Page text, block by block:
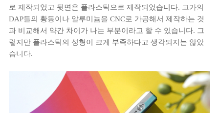
로 제작되었고 뒷면은 플라스틱으로 제작되었습니다. 고가의
DAP들의 황동이나 알루미늄을 CNC로 가공해서 제작하는 것
과 비교해서 약간 차이가 나는 부분이라고 할 수 있습니다. 그
렇지만 플라스틱의 성형이 크게 부족하다고 생각되지는 않았
습니다.